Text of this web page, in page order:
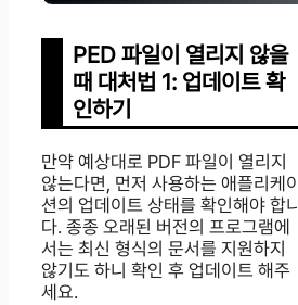
PED 파일이 열리지 않을
때 대처법 1: 업데이트 확
인하기
만약 예상대로 PDF 파일이 열리지
않는다면, 먼저 사용하는 애플리케이
션의 업데이트 상태를 확인해야 합니
다. 종종 오래된 버전의 프로그램에
서는 최신 형식의 문서를 지원하지
않기도 하니 확인 후 업데이트 해주
세요.